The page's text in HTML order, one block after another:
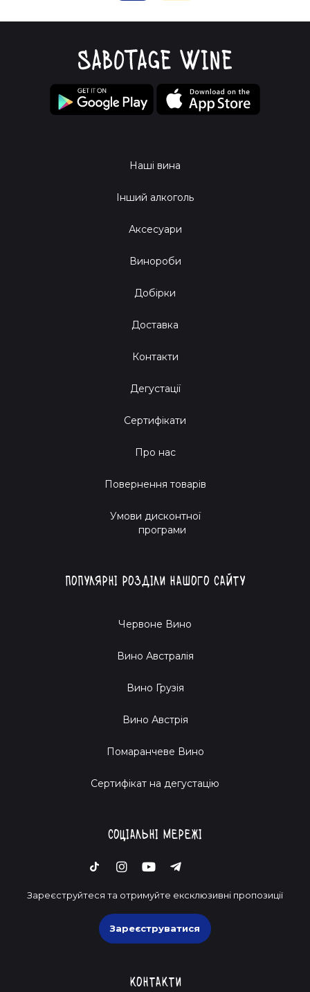
Наші вина
Інший алкоголь
Аксесуари
Винороби
Добірки
Доставка
Контакти
Дегустації
Сертифікати
Про нас
Повернення товарів
Умови дисконтної
програми
Популярні розділи нашого сайту
Червоне Вино
Вино Австралія
Вино Грузія
Вино Австрія
Помаранчеве Вино
Cертифікат на дегустацію
Соціальні мережі
Зареєструйтеся та отримуйте ексклюзивні пропозиції
Зареєструватися
Контакти